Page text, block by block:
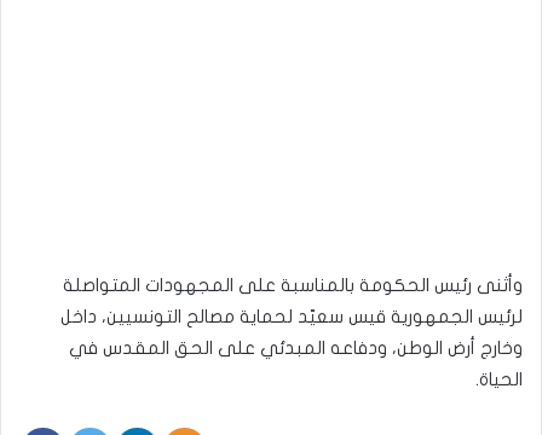
وأثنى رئيس الحكومة بالمناسبة على المجهودات المتواصلة
لرئيس الجمهورية قيس سعيّد لحماية مصالح التونسيين، داخل
وخارج أرض الوطن، ودفاعه المبدئي على الحق المقدس في
الحياة.